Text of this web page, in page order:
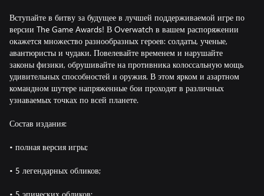
Вступайте в битву за будущее в лучшей поддерживаемой игре по
версии The Game Awards! В Overwatch в вашем распоряжении
окажется множество разнообразных героев: солдаты, ученые,
авантюристы и чудаки. Повелевайте временем и нарушайте
законы физики, обрушивайте на противника колоссальную мощь
удивительных способностей и оружия. В этом ярком и азартном
командном шутере напряженные бои проходят в различных
узнаваемых точках по всей планете.
Состав издания:
• полная версия игры;
• 5 легендарных обликов;
• 5 эпических обликов;